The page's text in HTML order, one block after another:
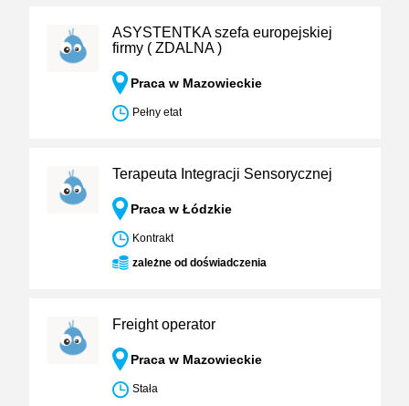
ASYSTENTKA szefa europejskiej
firmy ( ZDALNA )
Praca w Mazowieckie
Pełny etat
Terapeuta Integracji Sensorycznej
Praca w Łódzkie
Kontrakt
zależne od doświadczenia
Freight operator
Praca w Mazowieckie
Stała